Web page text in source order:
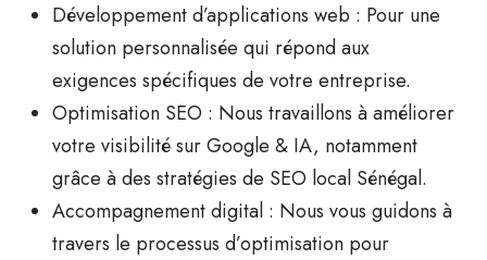
Développement d’applications web : Pour une
solution personnalisée qui répond aux
exigences spécifiques de votre entreprise.
Optimisation SEO : Nous travaillons à améliorer
votre visibilité sur Google & IA, notamment
grâce à des stratégies de SEO local Sénégal.
Accompagnement digital : Nous vous guidons à
travers le processus d’optimisation pour